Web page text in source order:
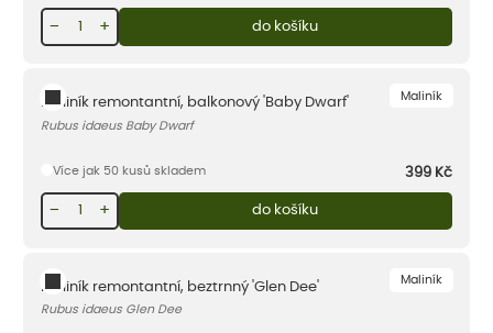
+
− do košíku
Maliník
Maliník remontantní, balkonový 'Baby Dwarf'
Rubus idaeus Baby Dwarf
Více jak 50 kusů skladem 399 Kč
+
− do košíku
Maliník
Maliník remontantní, beztrnný 'Glen Dee'
Rubus idaeus Glen Dee